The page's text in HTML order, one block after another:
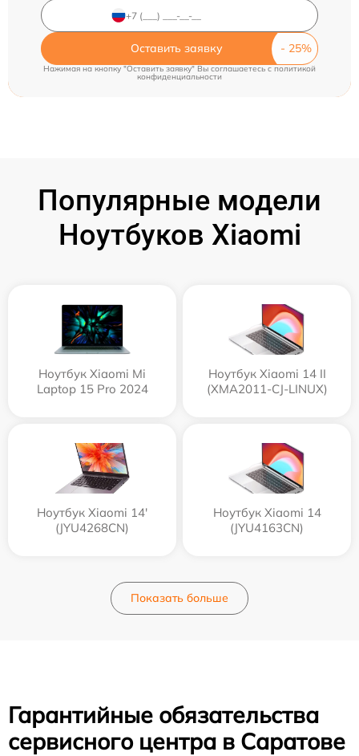
Оставить заявку
Нажимая на кнопку "Оставить заявку" Вы соглашаетесь cполитикой
конфиденциальности
Популярные модели
Ноутбуков Xiaomi
Ноутбук Xiaomi Mi
Laptop 15 Pro 2024
Ноутбук Xiaomi 14 II
(XMA2011-CJ-LINUX)
Ноутбук Xiaomi 14'
(JYU4268CN)
Ноутбук Xiaomi 14
(JYU4163CN)
Показать больше
Гарантийные обязательства
сервисного центра в Саратове